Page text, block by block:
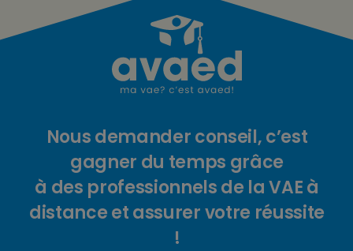
Nous demander conseil, c’est
gagner du temps grâce
à des professionnels de la VAE à
distance et assurer votre réussite
!